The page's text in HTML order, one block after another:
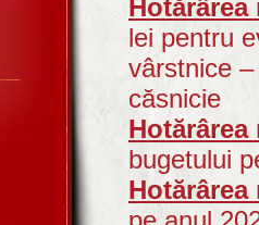
Hotărârea
lei pentru
vârstnice
căsnicie
Hotărârea
bugetului
Hotărârea